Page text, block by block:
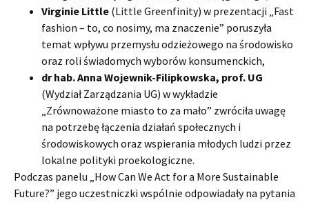
Virginie Little (Little Greenfinity) w prezentacji „Fast
fashion – to, co nosimy, ma znaczenie” poruszyła
temat wpływu przemysłu odzieżowego na środowisko
oraz roli świadomych wyborów konsumenckich,
dr hab. Anna Wojewnik-Filipkowska, prof. UG
(Wydział Zarządzania UG) w wykładzie
„Zrównoważone miasto to za mało” zwróciła uwagę
na potrzebę łączenia działań społecznych i
środowiskowych oraz wspierania młodych ludzi przez
lokalne polityki proekologiczne.
Podczas panelu „How Can We Act for a More Sustainable
Future?” jego uczestniczki wspólnie odpowiadały na pytania